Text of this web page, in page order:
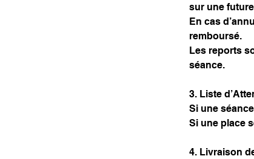
sur une
En cas
remboursé.
Les reports
séance.
3. Liste
Si une
Si une place
4. Livraison